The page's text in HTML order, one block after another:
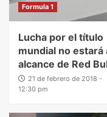
Formula 1
Lucha por el título
mundial no estará
alcance de Red
21 de febrero de 2018 -
12:30 pm